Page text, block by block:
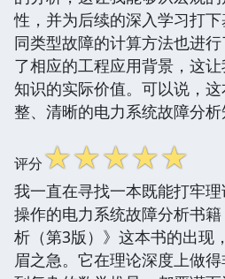
性，并为后续的深入学习打
同类型故障的计算方法也进
了相应的工程应用背景，这
知识的实际价值。可以说，
整、清晰的电力系统故障分析
评分☆☆☆☆☆
我一直在寻找一本既能打牢
操作的电力系统故障分析书
析（第3版）》这本书的出现
眉之急。它在理论深度上做